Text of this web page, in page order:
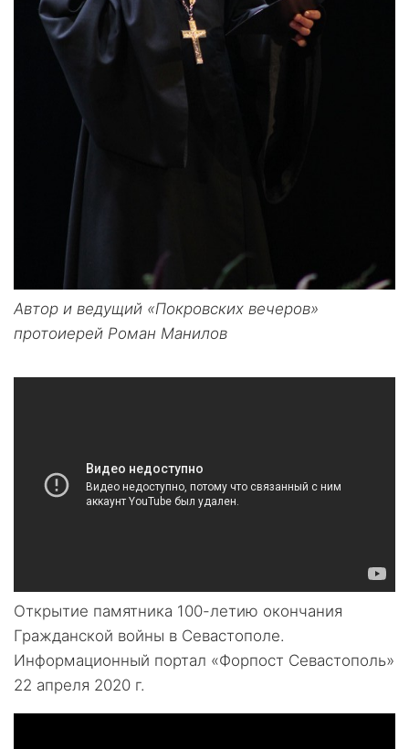
Автор и ведущий «Покровских вечеров»
протоиерей Роман Манилов
Открытие памятника 100-летию окончания
Гражданской войны в Севастополе.
Информационный портал «Форпост Севастополь»
22 апреля 2020 г.